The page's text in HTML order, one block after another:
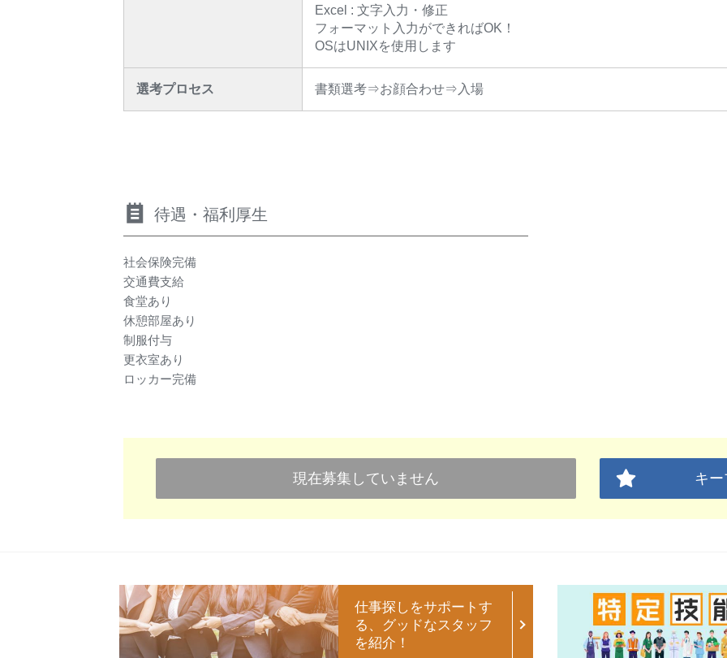
Excel : 文字入力・修正
フォーマット入力ができればOK！
OSはUNIXを使用します
選考プロセス 書類選考⇒お顔合わせ⇒入場
待遇・福利厚生
社会保険完備
交通費支給
食堂あり
休憩部屋あり
制服付与
更衣室あり
ロッカー完備
現在募集していません キー
仕事探しをサポートす
る、グッドなスタッフ
を紹介！